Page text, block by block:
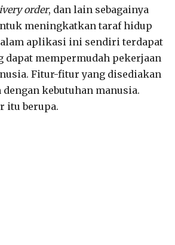
order, dan lain sebagainya
meningkatkan taraf hidup
aplikasi ini sendiri terdapat
dapat mempermudah pekerjaan
Fitur-fitur yang disediakan
kebutuhan manusia.
itu berupa.